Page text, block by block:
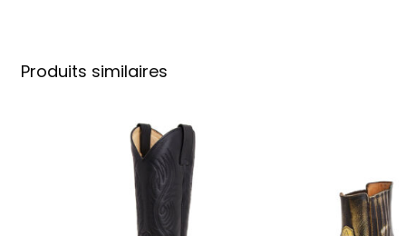
Produits similaires